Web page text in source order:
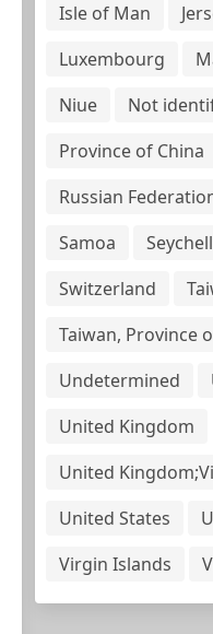
Isle of Man
Luxembourg
Niue
Not
Province of China
Russian
Samoa
Switzerland
Taiwan, Province
Undetermined
United Kingdom
United
United States
Virgin Islands